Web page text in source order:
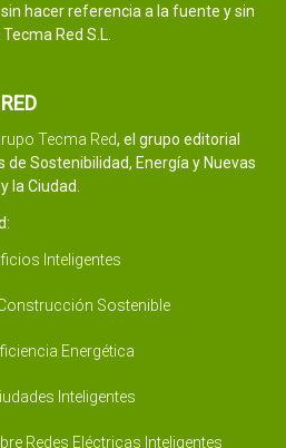
hacer referencia a la fuente y sin
Red S.L.
Tecma Red, el grupo editorial
Sostenibilidad, Energía y Nuevas
la Ciudad.
Inteligentes
Sostenible
Energética
Inteligentes
Redes Eléctricas Inteligentes